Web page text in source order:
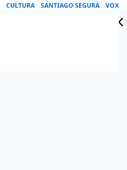
CULTURA SANTIAGO SEGURA VOX